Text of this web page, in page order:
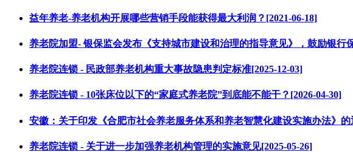
益年养老-养老机构开展哪些营销手段能获得最大利润？[2021-06-18]
养老院加盟- 银保监会发布《支持城市建设和治理的指导意见》，鼓励银行
养老院连锁 - 民政部养老机构重大事故隐患判定标准[2025-12-03]
养老院连锁 - 10张床位以下的“家庭式养老院”到底能不能干？[2026-04-30]
安徽：关于印发《合肥市社会养老服务体系和养老智慧化建设实施办法》的
养老院连锁 - 关于进一步加强养老机构管理的实施意见[2025-05-26]